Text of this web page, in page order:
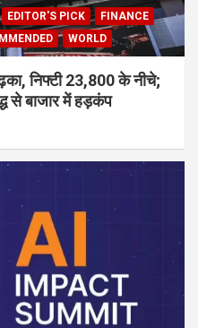
EDITOR'S PICK
FINANCE
WORLD
निफ्टी 23,800 के नीचे;
से बाजार में हड़कंप